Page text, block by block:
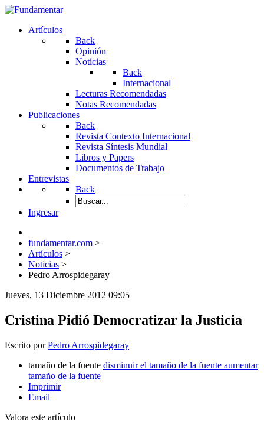
Artículos
Back
Opinión
Noticias
Back
Internacional
Lecturas Recomendadas
Notas Recomendadas
Publicaciones
Back
Revista Contexto Internacional
Revista Síntesis Mundial
Libros y Papers
Documentos de Trabajo
Entrevistas
Back
Ingresar
fundamentar.com >
Artículos >
Noticias >
Pedro Arrospidegaray
Jueves, 13 Diciembre 2012 09:05
Cristina Pidió Democratizar la Justicia
Escrito porPedro Arrospidegaray
tamaño de la fuente disminuir el tamaño de la fuente aumentar
tamaño de la fuente
Imprimir
Email
Valora este artículo